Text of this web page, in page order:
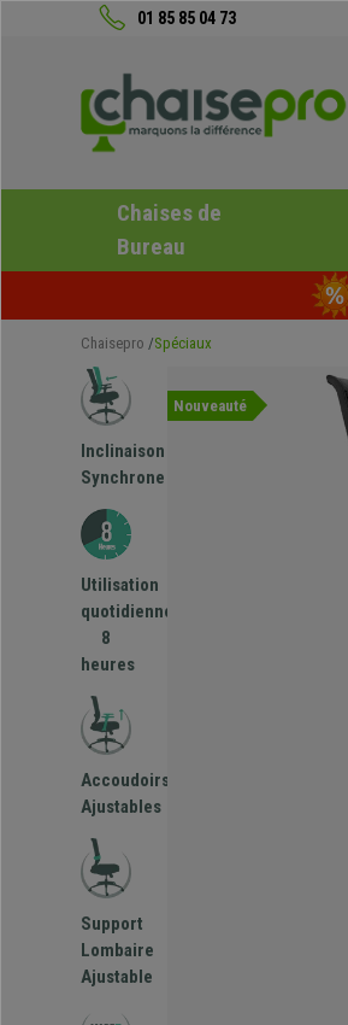
01 85 85 04 73
Chaises de
Bureau
Chaisepro Spéciaux
Inclinaison
Synchrone
Utilisation
quotidienne
8
heures
Accoudoirs
Ajustables
Support
Lombaire
Ajustable
Nouveauté